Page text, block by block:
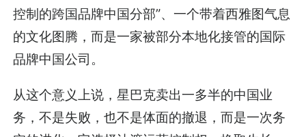
控制的跨国品牌中国分部”、一个带着西雅图气息
的文化图腾，而是一家被部分本地化接管的国际
品牌中国公司。
从这个意义上说，星巴克卖出一多半的中国业
务，不是失败，也不是体面的撤退，而是一次务